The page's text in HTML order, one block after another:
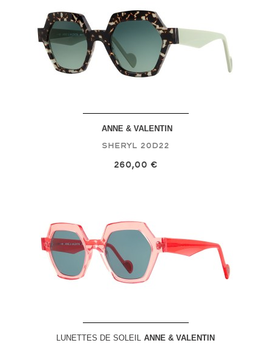
ANNE & VALENTIN
Sheryl 20D22
260,00 €
LUNETTES DE SOLEIL ANNE & VALENTIN